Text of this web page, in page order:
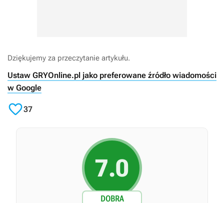
Dziękujemy za przeczytanie artykułu.
Ustaw GRYOnline.pl jako preferowane źródło wiadomości
w Google
37
7.0
DOBRA